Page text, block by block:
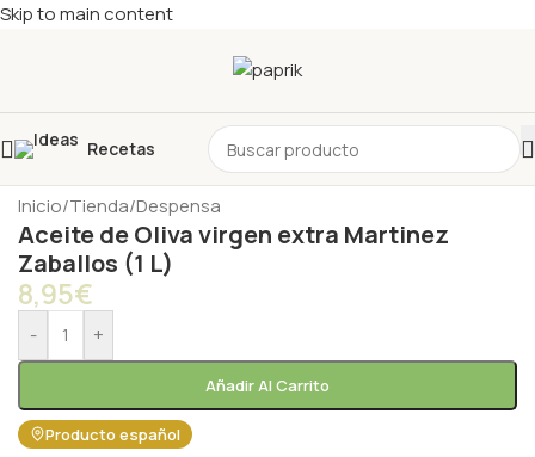
Skip to main content
Recetas
Inicio/Tienda/Despensa
Aceite de Oliva virgen extra Martinez
Zaballos (1 L)
8,95€
- +
Añadir Al Carrito
Producto español